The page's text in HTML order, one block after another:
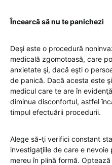
Încearcă să nu te panichezi
Deşi este o procedură
medicală zgomotoasă, care
anxietate şi, dacă eşti o
de panică. Dacă acesta este
medicul care te are în
diminua disconfortul, astfel
timpul efectuării procedurii.
Alege să-ţi verifici constant
investigaţiile de care e
mereu în plină formă.